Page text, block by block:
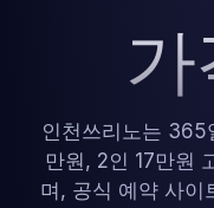
인천쓰리노는 365
만원, 2인 17만원
며, 공식 예약 사이